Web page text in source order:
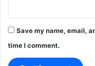
Save my name, email,
time I comment.